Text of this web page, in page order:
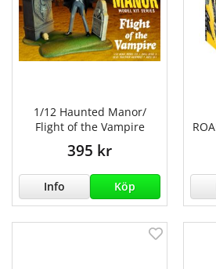
1/12 Haunted Manor/
Flight of the Vampire
395 kr
Info Köp